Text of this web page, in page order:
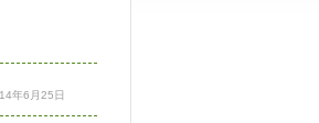
年6月25日